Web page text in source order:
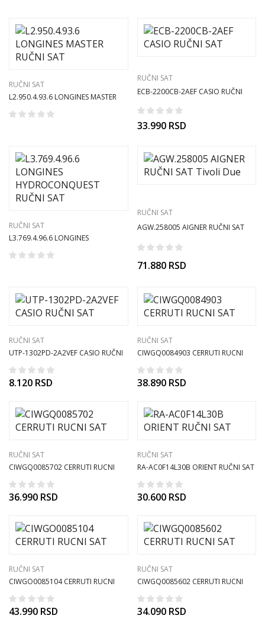
RUČNI SAT
L2.950.4.93.6 LONGINES MASTER
RUČNI SAT
RUČNI SAT
ECB-2200CB-2AEF CASIO RUČNI
33.990 RSD
RUČNI SAT
L3.769.4.96.6 LONGINES
HYDROCONQUEST RUČNI SAT
RUČNI SAT
AGW.258005 AIGNER RUČNI SAT
71.880 RSD
RUČNI SAT
UTP-1302PD-2A2VEF CASIO RUČNI
SAT
8.120 RSD
RUČNI SAT
CIWGQ0084903 CERRUTI RUCNI
SAT
38.890 RSD
RUČNI SAT
CIWGQ0085702 CERRUTI RUCNI
SAT
36.990 RSD
RUČNI SAT
RA-AC0F14L30B ORIENT RUČNI SAT
30.600 RSD
RUČNI SAT
CIWGO0085104 CERRUTI RUCNI
SAT
43.990 RSD
RUČNI SAT
CIWGQ0085602 CERRUTI RUCNI
SAT
34.090 RSD